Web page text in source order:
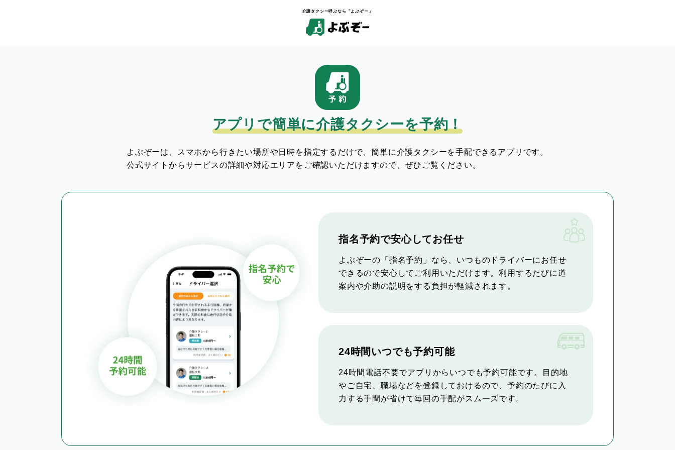
介護タクシー呼ぶなら「よぶぞー」
アプリで簡単に介護タクシーを予約！
よぶぞーは、スマホから行きたい場所や日時を指定するだけで、簡単に介護タクシーを手配できるアプリです。
公式サイトからサービスの詳細や対応エリアをご確認いただけますので、ぜひご覧ください。
指名予約で安心してお任せ
よぶぞーの「指名予約」なら、いつものドライバーにお任せ
できるので安心してご利用いただけます。利用するたびに道
案内や介助の説明をする負担が軽減されます。
24時間いつでも予約可能
24時間電話不要でアプリからいつでも予約可能です。目的地
やご自宅、職場などを登録しておけるので、予約のたびに入
力する手間が省けて毎回の手配がスムーズです。